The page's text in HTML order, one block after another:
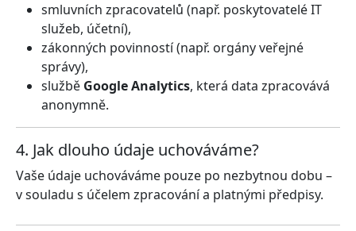
smluvních zpracovatelů (např. poskytovatelé IT
služeb, účetní),
zákonných povinností (např. orgány veřejné
správy),
službě Google Analytics, která data zpracovává
anonymně.
4. Jak dlouho údaje uchováváme?
Vaše údaje uchováváme pouze po nezbytnou dobu –
v souladu s účelem zpracování a platnými předpisy.